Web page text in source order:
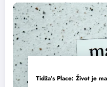
Tidža’s Place: Život je